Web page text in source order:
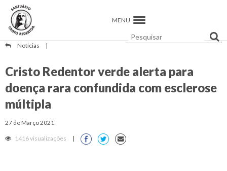
MENU
Notícias |
Cristo Redentor verde alerta para
doença rara confundida com esclerose
múltipla
27 de Março 2021
1416 visualizações |